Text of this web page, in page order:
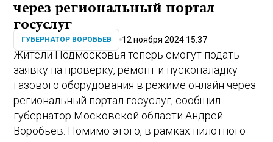
через региональный портал
госуслуг
ГУБЕРНАТОР ВОРОБЬЕВ 12 ноября 2024 15:37
Жители Подмосковья теперь смогут подать
заявку на проверку, ремонт и пусконаладку
газового оборудования в режиме онлайн через
региональный портал госуслуг, сообщил
губернатор Московской области Андрей
Воробьев. Помимо этого, в рамках пилотного